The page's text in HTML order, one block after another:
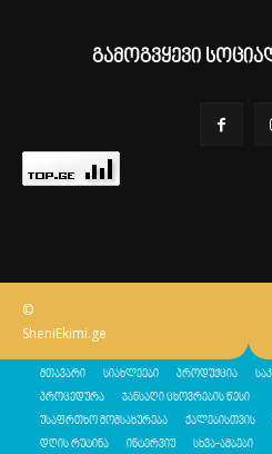
გამოგვყევი
©
SheniEkimi.ge
მთავარი სიახლეები პროდუქცია
პროცედურა ჯანსაღი ცხოვრების წესი
უსაფრთხო მომსახურება ქალებისთვის
დღის რუტინა ინტერვიუ სხვა-ამბები